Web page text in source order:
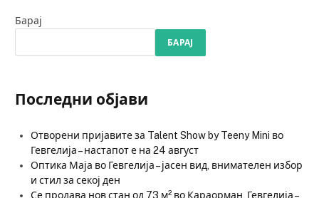
Барај
БАРАЈ
Последни објави
Отворени пријавите за Talent Show by Teeny Mini во
Гевгелија – настапот е на 24 август
Оптика Маја во Гевгелија – јасен вид, внимателен избор
и стил за секој ден
Се продава нов стан од 73 м² во Караорман, Гевгелија –